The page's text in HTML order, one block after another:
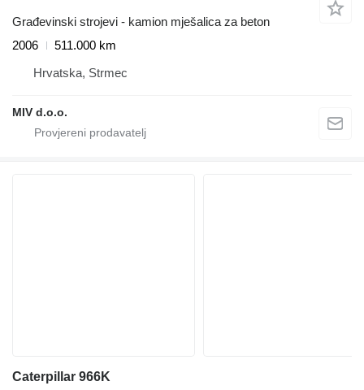
Građevinski strojevi - kamion mješalica za beton
2006
511.000 km
Hrvatska, Strmec
MIV d.o.o.
Caterpillar 966K